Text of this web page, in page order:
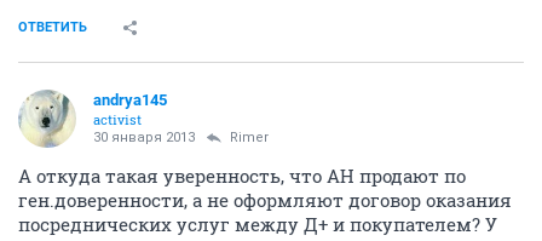
ОТВЕТИТЬ
andrya145
activist
30 января 2013 Rimer
А откуда такая уверенность, что АН продают по
ген.доверенности, а не оформляют договор оказания
посреднических услуг между Д+ и покупателем? У